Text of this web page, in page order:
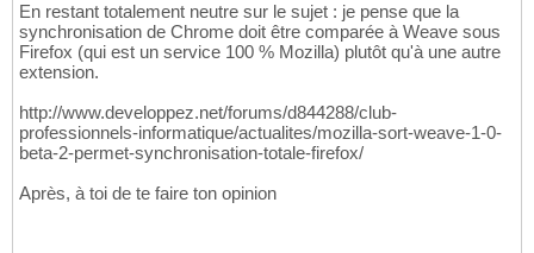
En restant totalement neutre sur le sujet : je pense que la
synchronisation de Chrome doit être comparée à Weave sous
Firefox (qui est un service 100 % Mozilla) plutôt qu'à une autre
extension.
http://www.developpez.net/forums/d844288/club-
professionnels-informatique/actualites/mozilla-sort-weave-1-0-
beta-2-permet-synchronisation-totale-firefox/
Après, à toi de te faire ton opinion